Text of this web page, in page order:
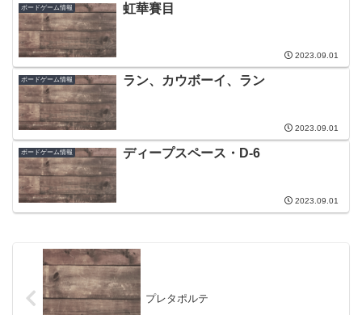
ボードゲーム情報 虹華賽目
2023.09.01
ボードゲーム情報 ラン、カウボーイ、ラン
2023.09.01
ボードゲーム情報 ディープスペース・D-6
2023.09.01
プレタポルテ